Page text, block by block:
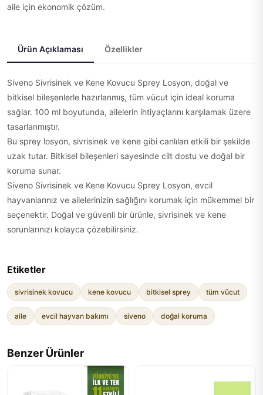
aile için ekonomik çözüm.
Ürün Açıklaması Özellikler
Siveno Sivrisinek ve Kene Kovucu Sprey Losyon, doğal ve
bitkisel bileşenlerle hazırlanmış, tüm vücut için ideal koruma
sağlar. 100 ml boyutunda, ailelerin ihtiyaçlarını karşılamak üzere
tasarlanmıştır.
Bu sprey losyon, sivrisinek ve kene gibi canlıları etkili bir şekilde
uzak tutar. Bitkisel bileşenleri sayesinde cilt dostu ve doğal bir
koruma sunar.
Siveno Sivrisinek ve Kene Kovucu Sprey Losyon, evcil
hayvanlarınız ve ailelerinizin sağlığını korumak için mükemmel bir
seçenektir. Doğal ve güvenli bir ürünle, sivrisinek ve kene
sorunlarınızı kolayca çözebilirsiniz.
Etiketler
sivrisinek kovucu kene kovucu bitkisel sprey tüm vücut
aile evcil hayvan bakımı siveno doğal koruma
Benzer Ürünler